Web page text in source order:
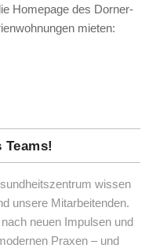
Homepage des Dorner-
mieten:
wissen
unsere Mitarbeitenden.
neuen Impulsen und
Praxen – und